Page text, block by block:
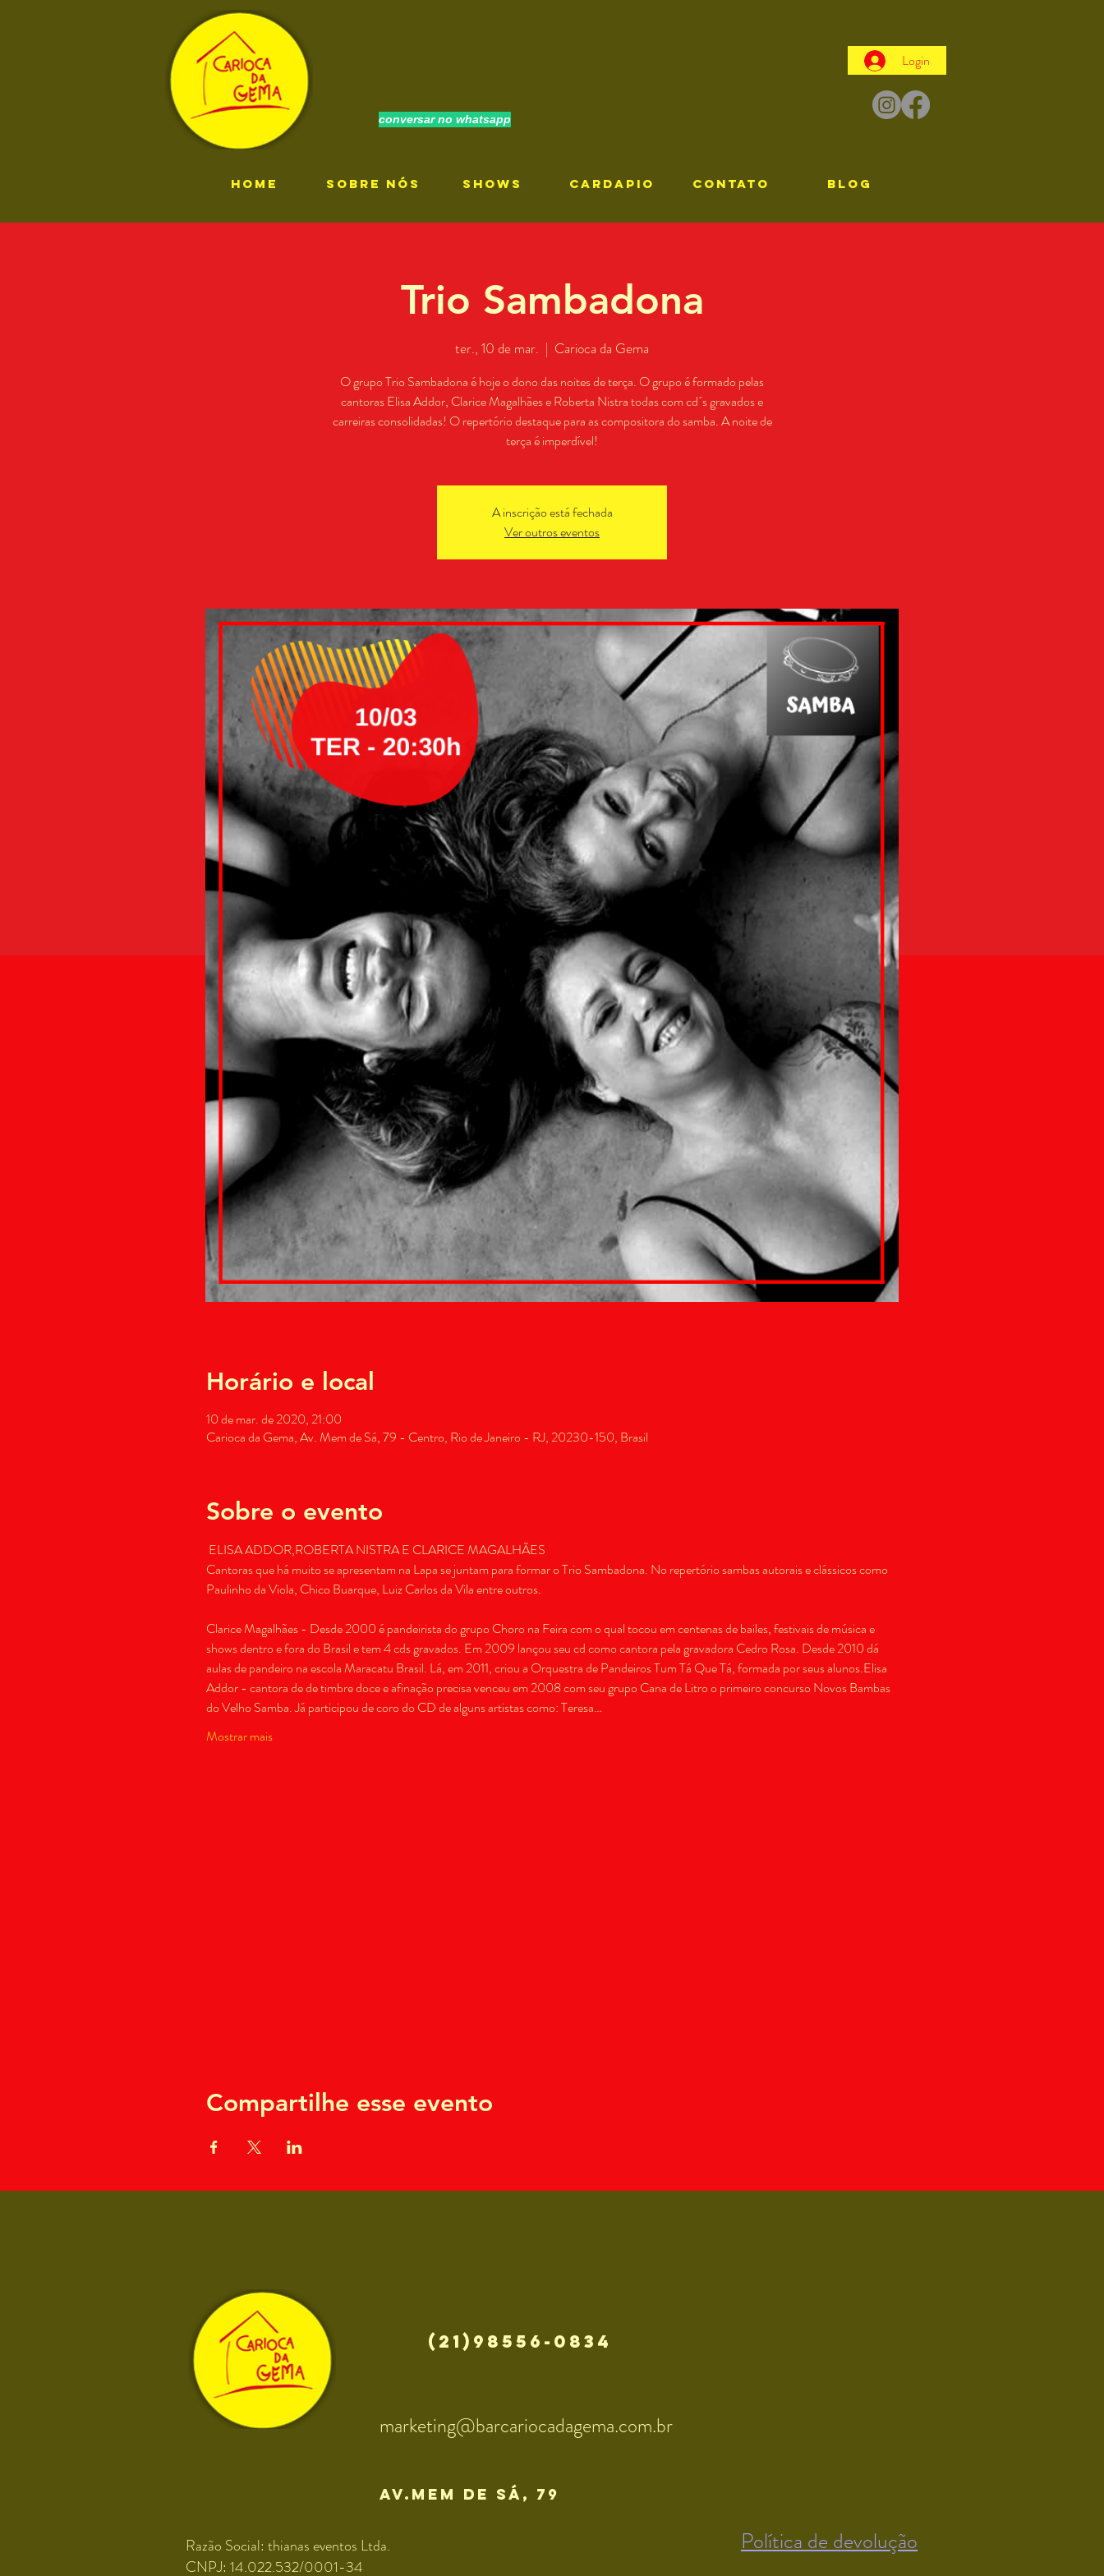
conversar no whatsapp
Login
HOME SOBRE NÓS SHOWS CARDAPIO CONTATO Blog
Trio Sambadona
ter., 10 de mar.
  |
Carioca da Gema
O grupo Trio Sambadona é hoje o dono das noites de terça. O grupo é formado pelas
cantoras Elisa Addor, Clarice Magalhães e Roberta Nistra todas com cd´s gravados e
carreiras consolidadas! O repertório destaque para as compositora do samba. A noite de
terça é imperdível!
A inscrição está fechada
Ver outros eventos
Horário e local
10 de mar. de 2020, 21:00
Carioca da Gema, Av. Mem de Sá, 79 - Centro, Rio de Janeiro - RJ, 20230-150, Brasil
Sobre o evento
ELISA ADDOR,ROBERTA NISTRA E CLARICE MAGALHÃES
Cantoras que há muito se apresentam na Lapa se juntam para formar o Trio Sambadona. No repertório sambas autorais e clássicos como
Clarice Magalhães - Desde 2000 é pandeirista do grupo Choro na Feira com o qual tocou em centenas de bailes, festivais de música e
shows dentro e fora do Brasil e tem 4 cds gravados. Em 2009 lançou seu cd como cantora pela gravadora Cedro Rosa. Desde 2010 dá
aulas de pandeiro na escola Maracatu Brasil. Lá, em 2011, criou a Orquestra de Pandeiros Tum Tá Que Tá, formada por seus alunos.Elisa
Addor - cantora de de timbre doce e afinação precisa venceu em 2008 com seu grupo Cana de Litro o primeiro concurso Novos Bambas
do Velho Samba. Já participou de coro do CD de alguns artistas como: Teresa…
Mostrar mais
Compartilhe esse evento
(21)98556-0834
marketing@barcariocadagema.com.br
av.mem de sÁ, 79
Razão Social: thianas eventos Ltda.
CNPJ: 14.022.532/0001-34
Política de devolução